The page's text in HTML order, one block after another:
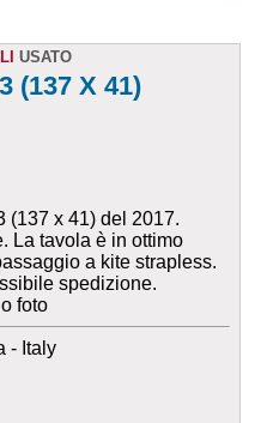
USATO
(137 X 41)
(137 x 41) del 2017.
La tavola è in ottimo
a kite strapless.
spedizione.
foto
- Italy